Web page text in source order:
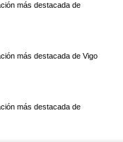
más destacada de
más destacada de Vigo
más destacada de